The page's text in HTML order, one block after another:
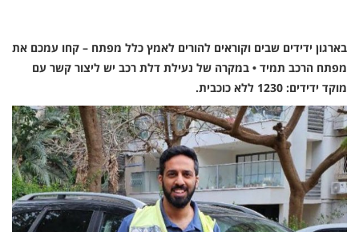
בארגון ידידים שבים וקוראים להורים לאמץ כלל מפתח – קחו עמכם את
מפתח הרכב תמיד • במקרה של נעילת דלת רכב יש ליצור קשר עם
מוקד ידידים: 1230 ללא כוכבית.